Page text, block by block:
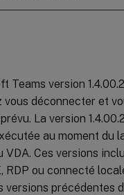
Teams version
vous déconnecter et
La version
au moment du
Ces versions
RDP ou connecté
versions précédentes